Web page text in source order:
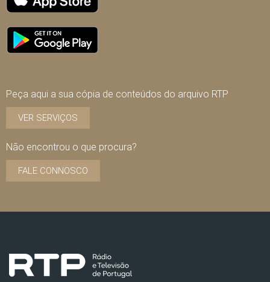
Peça aqui a sua cópia de conteúdos do arquivo RTP
VER SERVIÇOS
Não encontrou o que procura?
FALE CONNOSCO